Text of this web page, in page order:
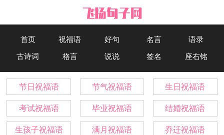
首页 祝福语 好句 名言 语录
古诗词 格言 说说 签名 座右铭
节日祝福语 节气祝福语 生日祝福语
考试祝福语 毕业祝福语 结婚祝福语
生孩子祝福语 满月祝福语 乔迁祝福语